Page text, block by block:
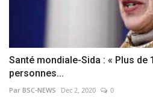
Santé mondiale-Sida : « Plus de
personnes...
Par BSC-NEWS Dec 2, 2020 0